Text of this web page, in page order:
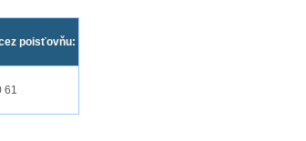
poisťovňu:
61